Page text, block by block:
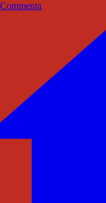
Commenta